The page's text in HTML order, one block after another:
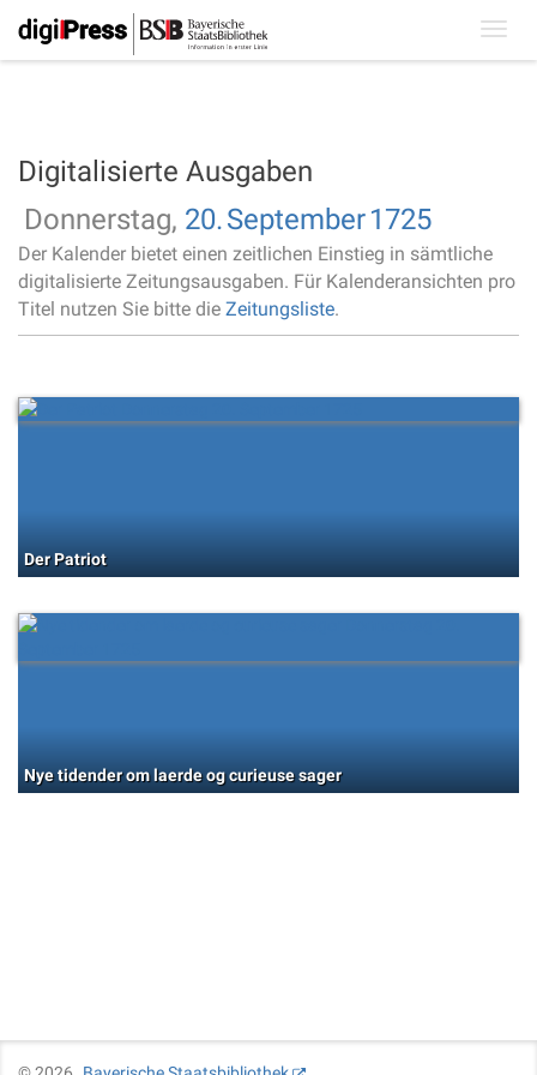
Digitalisierte Ausgaben
Donnerstag, 20.September1725
Der Kalender bietet einen zeitlichen Einstieg in sämtliche
digitalisierte Zeitungsausgaben. Für Kalenderansichten pro
Titel nutzen Sie bitte die Zeitungsliste.
Der Patriot
Nye tidender om laerde og curieuse sager